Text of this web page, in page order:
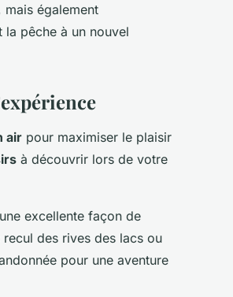
mais également
pêche à un nouvel
air pour maximiser le plaisir
à découvrir lors de votre
excellente façon de
des rives des lacs ou
pour une aventure